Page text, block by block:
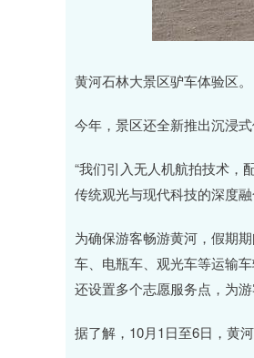
黄河石林大景区驴车体验区。
今年，景区还全新推出沉浸
“我们引入无人机航拍技术，
传统观光与现代科技的深度
为确保游客畅游黄河，假期
车、电瓶车、观光车等运输
还设置多个志愿服务点，为
据了解，10月1日至6日，黄